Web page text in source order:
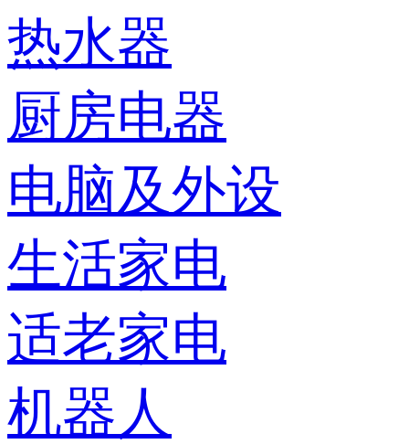
热水器
厨房电器
电脑及外设
生活家电
适老家电
机器人